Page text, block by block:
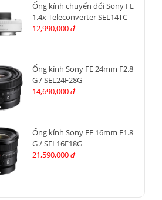
Ống kính chuyển đổi Sony FE
1.4x Teleconverter SEL14TC
12,990,000 đ
Ống kính Sony FE 24mm F2.8
G / SEL24F28G
14,690,000 đ
Ống kính Sony FE 16mm F1.8
G / SEL16F18G
21,590,000 đ